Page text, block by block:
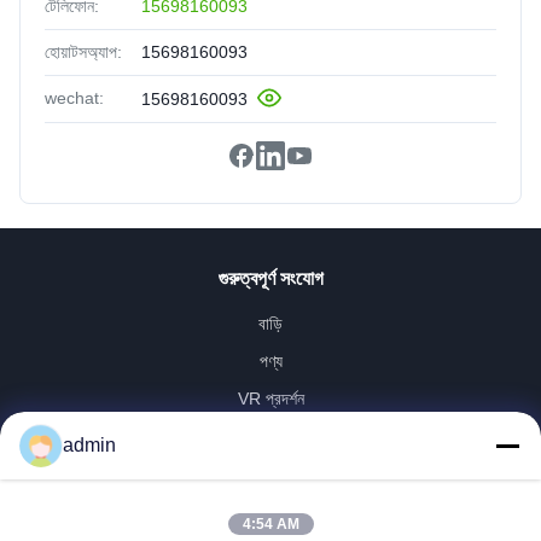
টেলিফোন: 15698160093
হোয়াটসঅ্যাপ: 15698160093
wechat: 15698160093
গুরুত্বপূর্ণ সংযোগ
বাড়ি
পণ্য
VR প্রদর্শন
মান নিয়ন্ত্রণ
admin
4:54 AM